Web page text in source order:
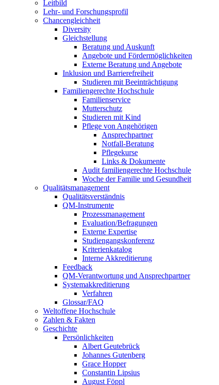
Leitbild
Lehr- und Forschungsprofil
Chancengleichheit
Diversity
Gleichstellung
Beratung und Auskunft
Angebote und Fördermöglichkeiten
Externe Beratung und Angebote
Inklusion und Barrierefreiheit
Studieren mit Beeinträchtigung
Familiengerechte Hochschule
Familienservice
Mutterschutz
Studieren mit Kind
Pflege von Angehörigen
Ansprechpartner
Notfall-Beratung
Pflegekurse
Links & Dokumente
Audit familiengerechte Hochschule
Woche der Familie und Gesundheit
Qualitätsmanagement
Qualitätsverständnis
QM-Instrumente
Prozessmanagement
Evaluation/Befragungen
Externe Expertise
Studiengangskonferenz
Kriterienkatalog
Interne Akkreditierung
Feedback
QM-Verantwortung und Ansprechpartner
Systemakkreditierung
Verfahren
Glossar/FAQ
Weltoffene Hochschule
Zahlen & Fakten
Geschichte
Persönlichkeiten
Albert Geutebrück
Johannes Gutenberg
Grace Hopper
Constantin Lipsius
August Föppl